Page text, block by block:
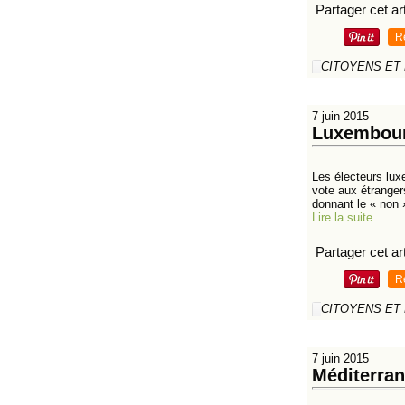
Partager cet
CITOYENS ET
7 juin 2015
Les électeurs
vote aux
donnant le « non
Lire la suite
Partager cet
CITOYENS ET
7 juin 2015